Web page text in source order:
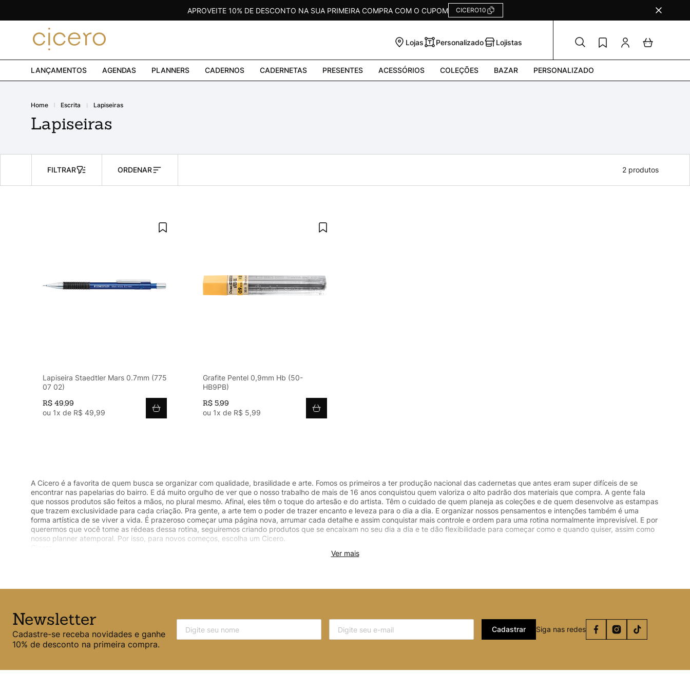
APROVEITE 10% DE DESCONTO NA SUA PRIMEIRA COMPRA COM O CUPOM CICERO10
Lojas Personalizado Lojistas
LANÇAMENTOS AGENDAS PLANNERS CADERNOS CADERNETAS PRESENTES ACESSÓRIOS COLEÇÕES BAZAR PERSONALIZADO
escrita lapiseiras
Lapiseiras
FILTRAR ORDENAR 2 produtos
Lapiseira Staedtler Mars 0.7mm (775
07 02)
R$ 49,99
ou 1x de R$ 49,99
Grafite Pentel 0,9mm Hb (50-
HB9PB)
R$ 5,99
ou 1x de R$ 5,99
A Cicero é a favorita de quem busca se organizar com qualidade, brasilidade e arte. Fomos os primeiros a ter produção nacional das cadernetas que antes eram super difíceis de se
encontrar nas papelarias do bairro. E dá muito orgulho de ver que o nosso trabalho de mais de 16 anos conquistou quem valoriza o alto padrão dos materiais que compra. A gente fala
que nossos produtos são feitos a mãos, no plural mesmo. Afinal, eles têm o toque do artesão e do artista. Têm o cuidado de quem planeja as coleções e de quem desenvolve as estampas
que trazem exclusividade para cada criação. Pra gente, a arte tem o poder de trazer encanto e leveza para o dia a dia. E organizar nossos pensamentos e intenções também é uma
forma artística de se viver a vida. É prazeroso começar uma página nova, arrumar cada detalhe e assim conquistar mais controle e ordem para uma rotina normalmente imprevisível. E por
querermos que você tome as rédeas dessa rotina, seguiremos criando produtos que se encaixam no seu dia a dia e te dão flexibilidade para começar como e quando quiser, assim como
nosso planner atemporal. Por isso, para novos começos, escolha um Cicero.
Ver mais
Newsletter
Cadastre-se receba novidades e ganhe
10% de desconto na primeira compra.
Cadastrar Siga nas redes